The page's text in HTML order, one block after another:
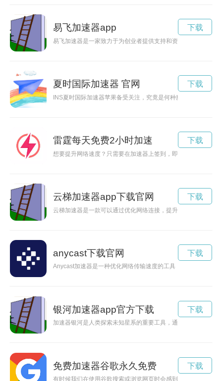
易飞加速器app
易飞加速器是一家致力于为创业者提供支持和资源的加速器，
下载
夏时国际加速器 官网
INS夏时国际加速器苹果备受关注，究竟是何种魔力？让我们一
下载
雷霆每天免费2小时加速
想要提升网络速度？只需要在加速器上签到，即可免费获得15
下载
云梯加速器app下载官网
云梯加速器是一款可以通过优化网络连接，提升上网速度的工
下载
anycast下载官网
Anycast加速器是一种优化网络传输速度的工具，能够提升数据
下载
银河加速器app官方下载
加速器银河是人类探索未知星系的重要工具，通过高能粒子加
下载
免费加速器谷歌永久免费
有时候我们在使用谷歌搜索或浏览网页时会感到网速缓慢，这
下载